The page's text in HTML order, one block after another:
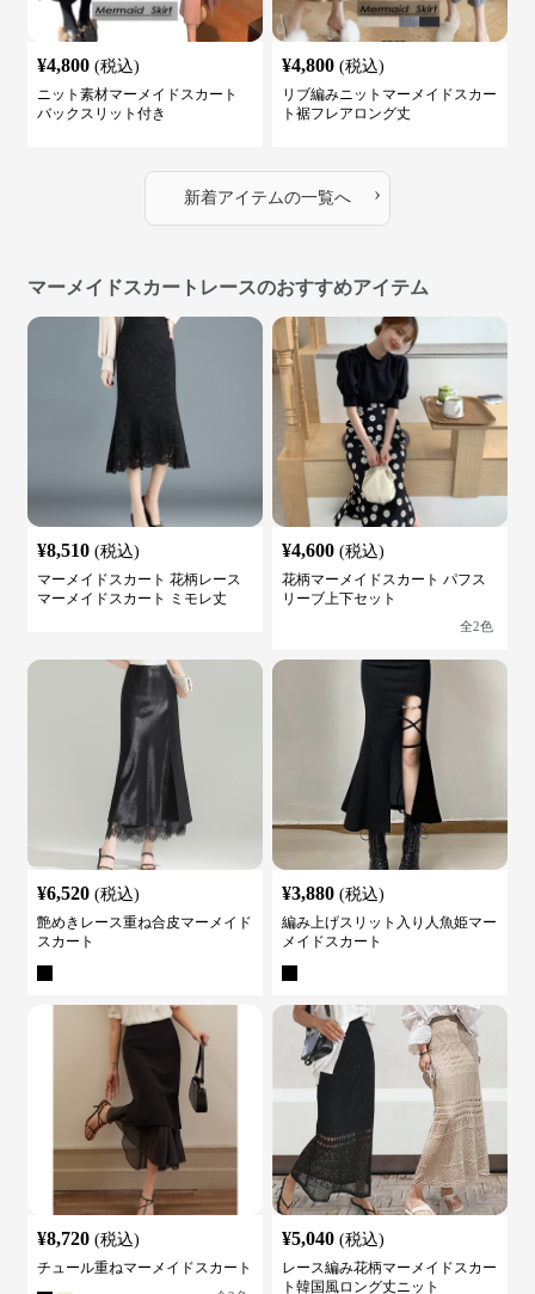
¥4,800 (税込)
ニット素材マーメイドスカート
バックスリット付き
¥4,800 (税込)
リブ編みニットマーメイドスカー
ト裾フレアロング丈
新着アイテムの一覧へ ›
マーメイドスカートレースのおすすめアイテム
¥8,510 (税込)
マーメイドスカート 花柄レース
マーメイドスカート ミモレ丈
¥4,600 (税込)
花柄マーメイドスカート パフス
リーブ上下セット
全2色
¥6,520 (税込)
艶めきレース重ね合皮マーメイド
スカート
¥3,880 (税込)
編み上げスリット入り人魚姫マー
メイドスカート
¥8,720 (税込)
チュール重ねマーメイドスカート
¥5,040 (税込)
レース編み花柄マーメイドスカー
ト韓国風ロング丈ニット